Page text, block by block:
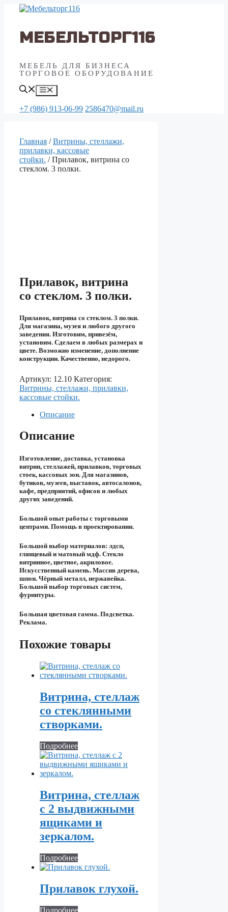
Перейти
МЕБЕЛЬТОРГ116
МЕБЕЛЬ ДЛЯ БИЗНЕСА
ТОРГОВОЕ ОБОРУДОВАНИЕ
Меню
+7 (986) 913-06-99 2586470@mail.ru
Главная /Витрины, стеллажи,
прилавки, кассовые
стойки. / Прилавок, витрина со
стеклом. 3 полки.
Прилавок, витрина
со стеклом. 3 полки.
Прилавок, витрина со стеклом. 3 полки.
Для магазина, музея и любого другого
заведения. Изготовим, привезём,
установим. Сделаем в любых размерах и
цвете. Возможно изменение, дополнение
конструкции. Качественно, недорого.
Артикул: 12.10 Категория:
Витрины, стеллажи, прилавки,
кассовые стойки.
Описание
Описание
Изготовление, доставка, установка
витрин, стеллажей, прилавков, торговых
стоек, кассовых зон. Для магазинов,
бутиков, музеев, выставок, автосалонов,
кафе, предприятий, офисов и любых
других заведений.
Большой опыт работы с торговыми
центрами. Помощь в проектировании.
Большой выбор материалов: лдсп,
глянцевый и матовый мдф. Стекло
витринное, цветное, акриловое.
Искусственный камень. Массив дерева,
шпон. Чёрный металл, нержавейка.
Большой выбор торговых систем,
фурнитуры.
Большая цветовая гамма. Подсветка.
Реклама.
Похожие товары
Витрина, стеллаж
со стеклянными
створками.
Подробнее
Витрина, стеллаж
с 2 выдвижными
ящиками и
зеркалом.
Подробнее
Прилавок глухой.
Подробнее